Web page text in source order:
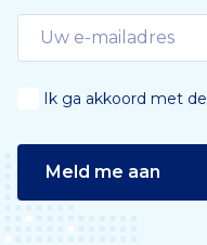
Ik ga akkoord met de
Meld me aan